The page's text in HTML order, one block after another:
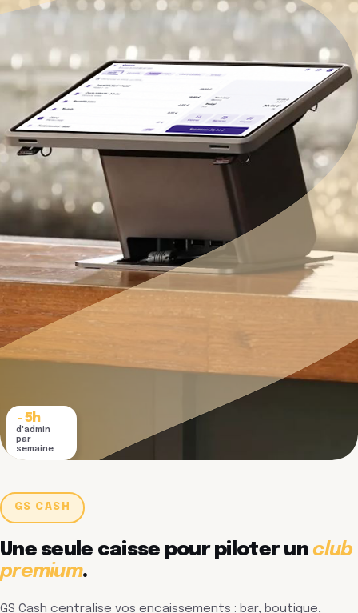
−5h
d'admin
par
semaine
GS CASH
Une seule caisse pour piloter unclub
premium.
GS Cash centralise vos encaissements : bar, boutique,